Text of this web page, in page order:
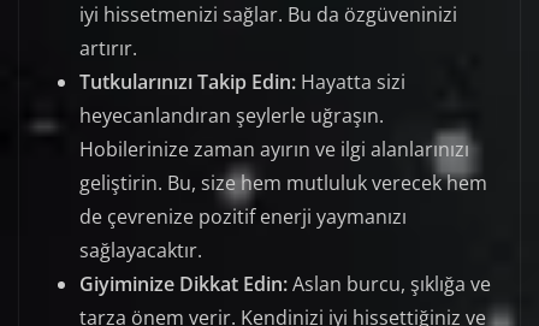
iyi hissetmenizi sağlar. Bu da özgüveninizi
artırır.
Tutkularınızı Takip Edin: Hayatta sizi
heyecanlandıran şeylerle uğraşın.
Hobilerinize zaman ayırın ve ilgi alanlarınızı
geliştirin. Bu, size hem mutluluk verecek hem
de çevrenize pozitif enerji yaymanızı
sağlayacaktır.
Giyiminize Dikkat Edin:Aslan burcu, şıklığa ve
tarza önem verir. Kendinizi iyi hissettiğiniz ve